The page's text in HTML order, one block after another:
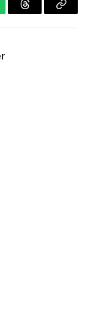
ThreadsCopy